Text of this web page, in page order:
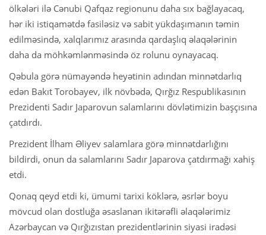
ölkələri ilə Cənubi Qafqaz regionunu daha sıx bağlayacaq,
hər iki istiqamətdə fasiləsiz və sabit yükdaşımanın təmin
edilməsində, xalqlarımız arasında qardaşlıq əlaqələrinin
daha da möhkəmlənməsində öz rolunu oynayacaq.
Qəbula görə nümayəndə heyətinin adından minnətdarlıq
edən Bakıt Torobayev, ilk növbədə, Qırğız Respublikasının
Prezidenti Sadır Japarovun salamlarını dövlətimizin başçısına
çatdırdı.
Prezident İlham Əliyev salamlara görə minnətdarlığını
bildirdi, onun da salamlarını Sadır Japarova çatdırmağı xahiş
etdi.
Qonaq qeyd etdi ki, ümumi tarixi köklərə, əsrlər boyu
mövcud olan dostluğa əsaslanan ikitərəfli əlaqələrimiz
Azərbaycan və Qırğızıstan prezidentlərinin siyasi iradəsi